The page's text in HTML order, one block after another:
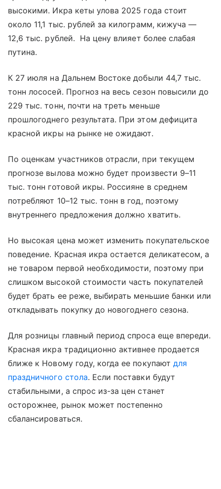
высокими. Икра кеты улова 2025 года стоит
около 11,1 тыс. рублей за килограмм, кижуча —
12,6 тыс. рублей. На цену влияет более слабая
путина.
К 27 июля на Дальнем Востоке добыли 44,7 тыс.
тонн лососей. Прогноз на весь сезон повысили до
229 тыс. тонн, почти на треть меньше
прошлогоднего результата. При этом дефицита
красной икры на рынке не ожидают.
По оценкам участников отрасли, при текущем
прогнозе вылова можно будет произвести 9–11
тыс. тонн готовой икры. Россияне в среднем
потребляют 10–12 тыс. тонн в год, поэтому
внутреннего предложения должно хватить.
Но высокая цена может изменить покупательское
поведение. Красная икра остается деликатесом, а
не товаром первой необходимости, поэтому при
слишком высокой стоимости часть покупателей
будет брать ее реже, выбирать меньшие банки или
откладывать покупку до новогоднего сезона.
Для розницы главный период спроса еще впереди.
Красная икра традиционно активнее продается
ближе к Новому году, когда ее покупают для
праздничного стола. Если поставки будут
стабильными, а спрос из-за цен станет
осторожнее, рынок может постепенно
сбалансироваться.